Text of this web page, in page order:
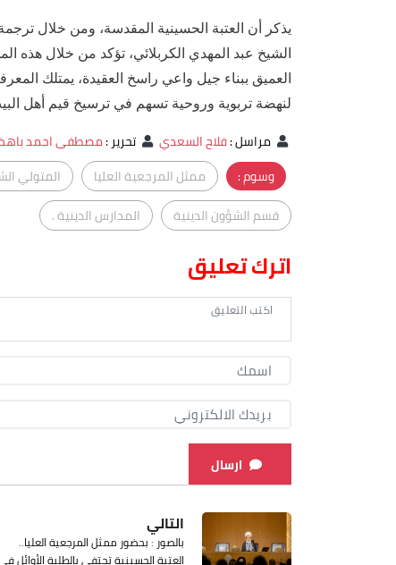
يذكر أن العتبة الحسينية المقدسة، ومن خلال
الشيخ عبد المهدي الكربلائي، تؤكد من خلال هذه
العميق ببناء جيل واعي راسخ العقيدة، يمتلك
لنهضة تربوية وروحية تسهم في ترسيخ قيم أهل
مراسل:فلاح السعدي تحرير:مصطفى احمد
وسوم :
ممثل المرجعية العليا المتولي
قسم الشؤون الدينية
المدارس الدينية .
اترك تعليق
ارسال
التالي
بالصور : بحضور ممثل المرجعية العليا..
العتبة الحسينية تحتفي بالطلبة الأوائل